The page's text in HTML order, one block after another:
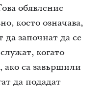
обявление
което означава,
да започнат да се
когато
ако са завършили
да подадат